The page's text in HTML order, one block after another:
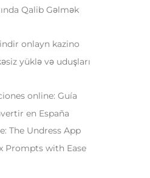
Qalib Gəlmək
onlayn kazino
yüklə və uduşları
online: Guía
en España
The Undress App
Prompts with Ease